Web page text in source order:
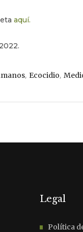
aquí.
, Ecocidio,
Legal
Política